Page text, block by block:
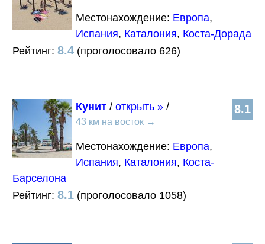
Местонахождение: Европа,
Испания, Каталония, Коста-Дорада
Рейтинг: 8.4 (проголосовало 626)
8.1
Кунит / открыть » /
43 км на восток →
Местонахождение: Европа,
Испания, Каталония, Коста-
Барселона
Рейтинг: 8.1 (проголосовало 1058)